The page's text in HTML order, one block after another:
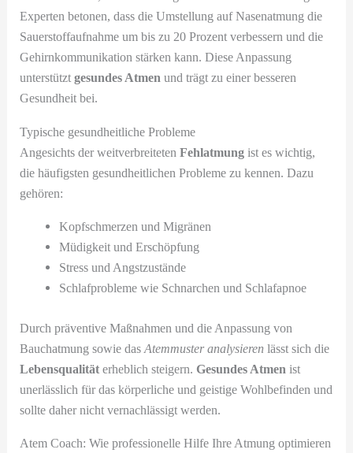
Experten betonen, dass die Umstellung auf Nasenatmung die
Sauerstoffaufnahme um bis zu 20 Prozent verbessern und die
Gehirnkommunikation stärken kann. Diese Anpassung
unterstütztgesundes Atmen und trägt zu einer besseren
Gesundheit bei.
Typische gesundheitliche Probleme
Angesichts der weitverbreitetenFehlatmung ist es wichtig,
die häufigsten gesundheitlichen Probleme zu kennen. Dazu
gehören:
Kopfschmerzen und Migränen
Müdigkeit und Erschöpfung
Stress und Angstzustände
Schlafprobleme wie Schnarchen und Schlafapnoe
Durch präventive Maßnahmen und die Anpassung von
Bauchatmung sowie dasAtemmuster analysieren lässt sich die
Lebensqualität erheblich steigern.Gesundes Atmen ist
unerlässlich für das körperliche und geistige Wohlbefinden und
sollte daher nicht vernachlässigt werden.
Atem Coach: Wie professionelle Hilfe Ihre Atmung optimieren